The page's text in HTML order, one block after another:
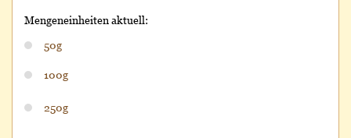
Mengeneinheiten aktuell:
50g
100g
250g